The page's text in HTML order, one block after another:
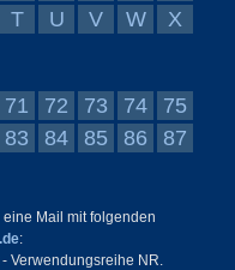
T U V W
X
71 72 73 74
75
83 84 85 86
87
Mail mit folgenden
:
Verwendungsreihe NR.